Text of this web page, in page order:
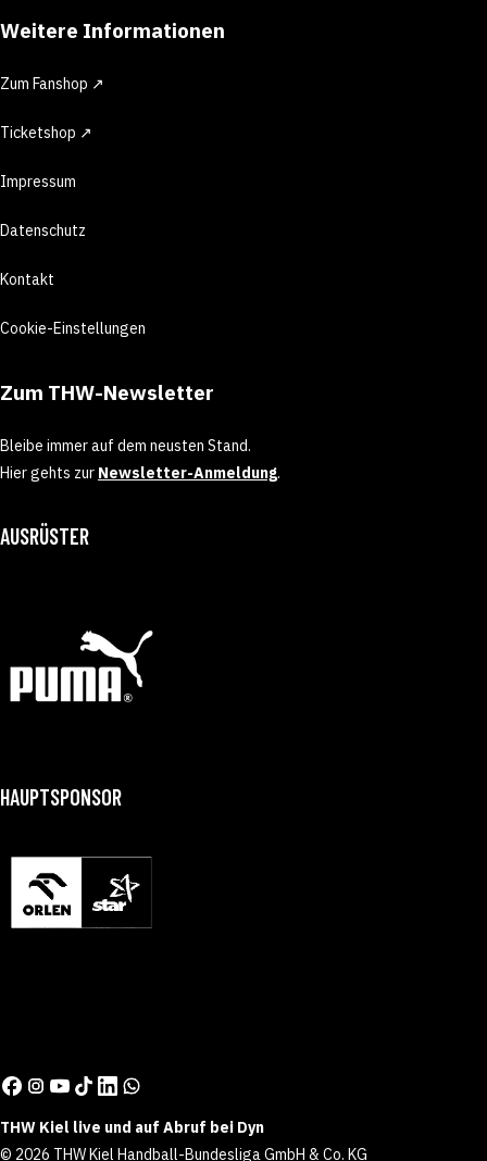
Weitere Informationen
Zum Fanshop ↗
Ticketshop ↗
Impressum
Datenschutz
Kontakt
Cookie-Einstellungen
Zum THW-Newsletter
Bleibe immer auf dem neusten Stand.
Hier gehts zur Newsletter-Anmeldung.
AUSRÜSTER
HAUPTSPONSOR
THW Kiel live und auf Abruf bei Dyn
© 2026 THW Kiel Handball-Bundesliga GmbH & Co. KG